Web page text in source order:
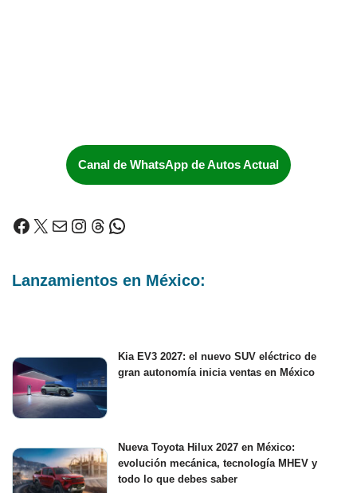
Canal de WhatsApp de Autos Actual
Lanzamientos en México:
Kia EV3 2027: el nuevo SUV eléctrico de
gran autonomía inicia ventas en México
Nueva Toyota Hilux 2027 en México:
evolución mecánica, tecnología MHEV y
todo lo que debes saber